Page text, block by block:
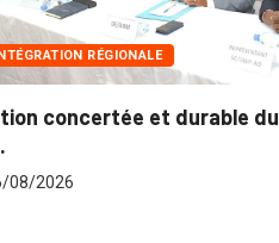
INNONDATIONS
gouvernement lance...